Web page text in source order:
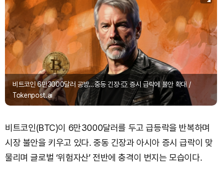
비트코인 6만3000달러 공방…중동 긴장·亞 증시 급락에 불안 확대 /
Tokenpost.ai
비트코인(BTC)이 6만3000달러를 두고 급등락을 반복하며
시장 불안을 키우고 있다. 중동 긴장과 아시아 증시 급락이 맞
물리며 글로벌 ‘위험자산’ 전반에 충격이 번지는 모습이다.